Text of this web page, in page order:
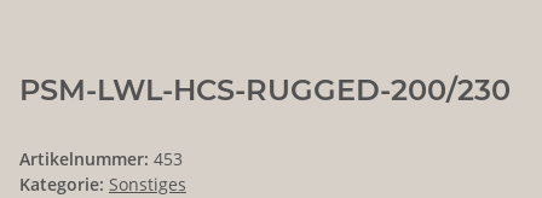
PSM-LWL-HCS-RUGGED-200/230
Artikelnummer: 453
Kategorie: Sonstiges